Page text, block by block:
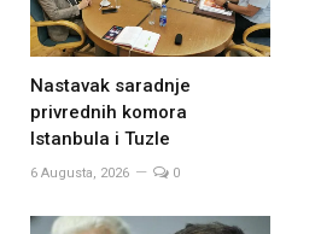
Nastavak saradnje
privrednih komora
Istanbula i Tuzle
6 Augusta, 2026 0